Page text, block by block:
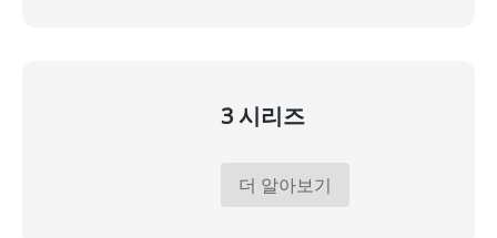
3 시리즈
더 알아보기